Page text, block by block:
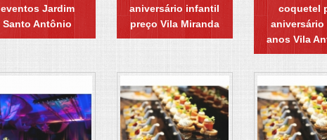
eventos Jardim
Santo Antônio
aniversário infantil
preço Vila Miranda
coquetel
aniversário
anos Vila